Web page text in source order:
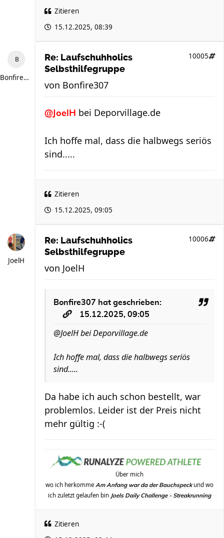
Zitieren
15.12.2025, 08:39
Bonfire307
Re: Laufschuhholics
Selbsthilfegruppe
10005
von Bonfire307
@JoelH bei Deporvillage.de
Ich hoffe mal, dass die halbwegs seriös
sind.....
Zitieren
15.12.2025, 09:05
JoelH
Re: Laufschuhholics
Selbsthilfegruppe
10006
von JoelH
Bonfire307 hat geschrieben:
15.12.2025, 09:05
@JoelH bei Deporvillage.de
Ich hoffe mal, dass die halbwegs seriös
sind.....
Da habe ich auch schon bestellt, war
problemlos. Leider ist der Preis nicht
mehr gültig :-(
Über mich
wo ich herkomme Am Anfang war da der Bauchspeckund wo
ich zuletzt gelaufen bin Joels Daily Challenge - Streakrunning
Zitieren